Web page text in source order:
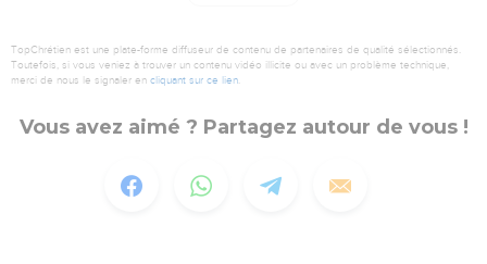
TopChrétien est une plate-forme diffuseur de contenu de partenaires de qualité sélectionnés.
Toutefois, si vous veniez à trouver un contenu vidéo illicite ou avec un problème technique,
merci de nous le signaler en cliquant sur ce lien.
Vous avez aimé ? Partagez autour de vous !